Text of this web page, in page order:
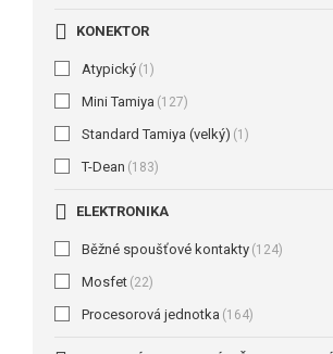
KONEKTOR
Atypický (1)
Mini Tamiya (127)
Standard Tamiya (velký) (1)
T-Dean (183)
ELEKTRONIKA
Běžné spoušťové kontakty (124)
Mosfet (22)
Procesorová jednotka (164)